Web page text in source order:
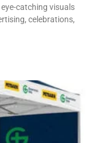
catching visuals
celebrations,